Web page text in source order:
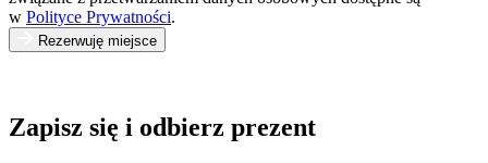
w Polityce Prywatności.
Rezerwuję miejsce
Zapisz się i odbierz prezent